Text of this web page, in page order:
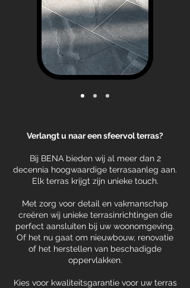
Verlangt u naar een sfeervol terras?
Bij BENA bieden wij al meer dan 2
decennia hoogwaardige terrasaanleg aan.
Elk terras krijgt zijn unieke touch.
Met zorg voor detail en vakmanschap
creëren wij unieke terrasinrichtingen die
perfect aansluiten bij uw woonomgeving.
Of het nu gaat om nieuwbouw, renovatie
of het herstellen van beschadigde
oppervlakken.
Kies voor kwaliteitsgarantie voor uw terras